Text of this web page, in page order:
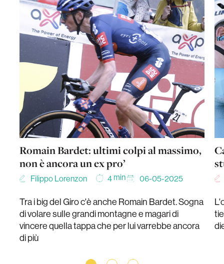
Romain Bardet: ultimi colpi al massimo,
non è ancora un ex pro’
Filippo Lorenzon 4min 06-05-2025
Tra i big del Giro c'è anche Romain Bardet. Sogna
di volare sulle grandi montagne e magari di
vincere quella tappa che per lui varrebbe ancora
di più